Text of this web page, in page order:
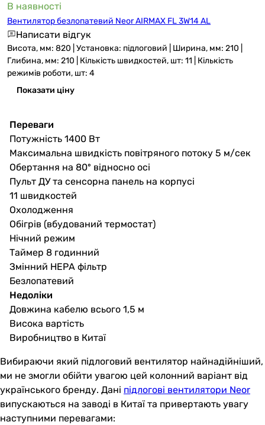
В наявності
Вентилятор безлопатевий Neor AIRMAX FL 3W14 AL
Написати відгук
Висота, мм: 820 | Установка: підлоговий | Ширина, мм: 210 |
Глибина, мм: 210 | Кількість швидкостей, шт: 11 | Кількість
режимів роботи, шт: 4
Показати ціну
Переваги
Потужність 1400 Вт
Максимальна швидкість повітряного потоку 5 м/сек
Обертання на 80º відносно осі
Пульт ДУ та сенсорна панель на корпусі
11 швидкостей
Охолодження
Обігрів (вбудований термостат)
Нічний режим
Таймер 8 годинний
Змінний НЕРА фільтр
Безлопатевий
Недоліки
Довжина кабелю всього 1,5 м
Висока вартість
Виробництво в Китаї
Вибираючи який підлоговий вентилятор найнадійніший,
ми не змогли обійти увагою цей колонний варіант від
українського бренду. Дані підлогові вентилятори Neor
випускаються на заводі в Китаї та привертають увагу
наступними перевагами: